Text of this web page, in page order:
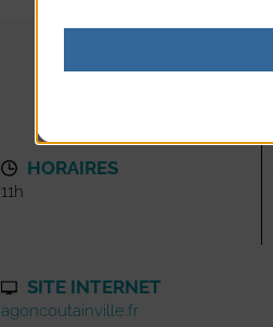
HORAIRES
11h
SITE INTERNET
agoncoutainville.fr